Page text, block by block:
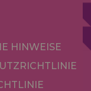
HINWEISE